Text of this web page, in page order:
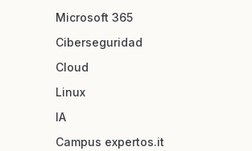
Microsoft 365
Ciberseguridad
Cloud
Linux
IA
Campus expertos.it